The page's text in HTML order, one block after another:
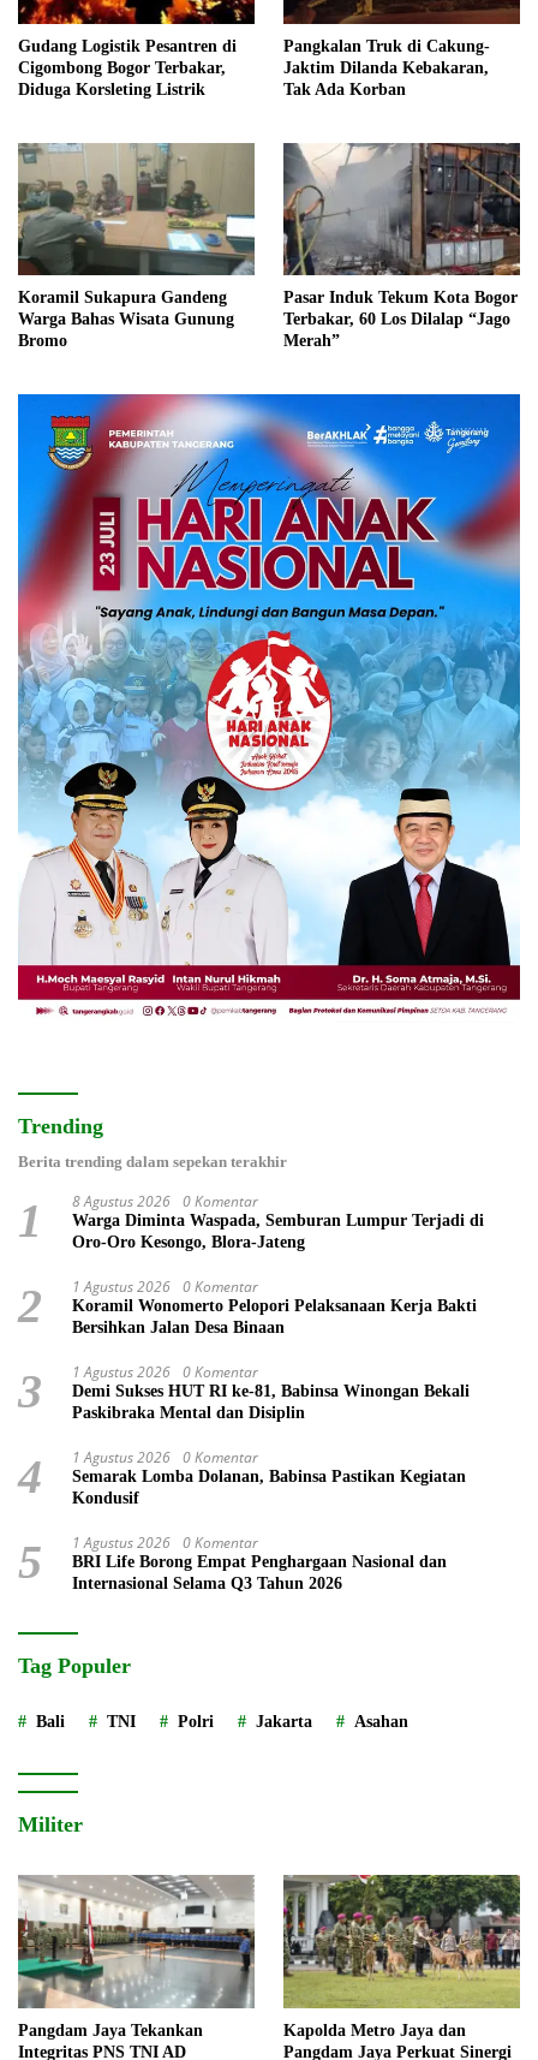
Gudang Logistik Pesantren di
Cigombong Bogor Terbakar,
Diduga Korsleting Listrik
Pangkalan Truk di Cakung-
Jaktim Dilanda Kebakaran,
Tak Ada Korban
Koramil Sukapura Gandeng
Warga Bahas Wisata Gunung
Bromo
Pasar Induk Tekum Kota Bogor
Terbakar, 60 Los Dilalap “Jago
Merah”
Trending
Berita trending dalam sepekan terakhir
1 8 Agustus 2026 0 Komentar
Warga Diminta Waspada, Semburan Lumpur Terjadi di
Oro-Oro Kesongo, Blora-Jateng
2 1 Agustus 2026 0 Komentar
Koramil Wonomerto Pelopori Pelaksanaan Kerja Bakti
Bersihkan Jalan Desa Binaan
3 1 Agustus 2026 0 Komentar
Demi Sukses HUT RI ke-81, Babinsa Winongan Bekali
Paskibraka Mental dan Disiplin
4 1 Agustus 2026 0 Komentar
Semarak Lomba Dolanan, Babinsa Pastikan Kegiatan
Kondusif
5 1 Agustus 2026 0 Komentar
BRI Life Borong Empat Penghargaan Nasional dan
Internasional Selama Q3 Tahun 2026
Tag Populer
Bali TNI Polri Jakarta Asahan
Militer
Pangdam Jaya Tekankan
Integritas PNS TNI AD
Kapolda Metro Jaya dan
Pangdam Jaya Perkuat Sinergi